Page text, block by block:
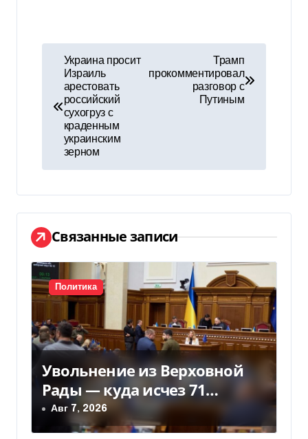
в
г
а
ц
и
я
п
о
з
а
Украина просит
Израиль
арестовать
российский
сухогруз с
краденным
украинским
зерном
Трамп
прокомментировал
разговор с
Путиным
Связанные записи
Политика
Увольнение из Верховной
Рады — куда исчез 71
народный депутат за семь
лет
Авг 7, 2026